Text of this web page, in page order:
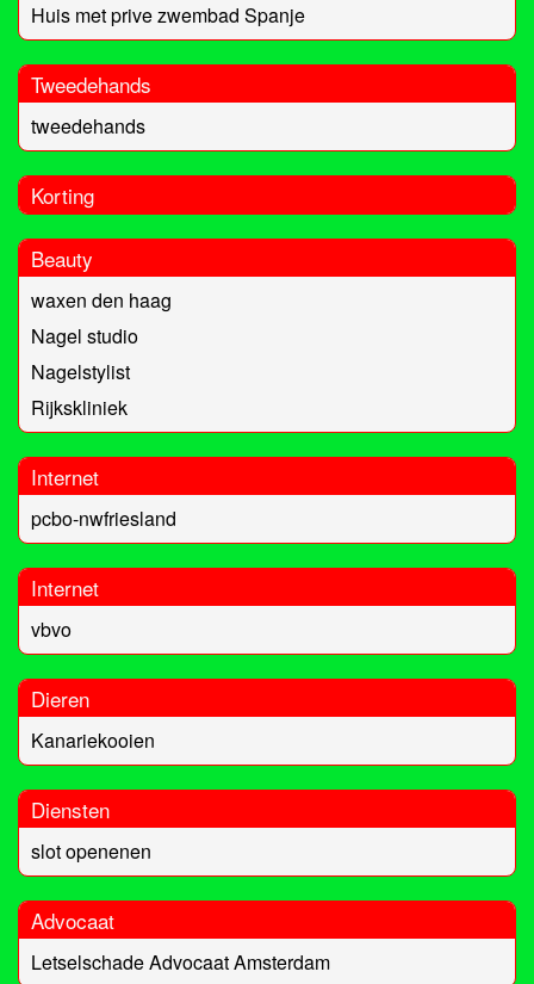
Huis met prive zwembad Spanje
Tweedehands
tweedehands
Korting
Beauty
waxen den haag
Nagel studio
Nagelstylist
Rijkskliniek
Internet
pcbo-nwfriesland
Internet
vbvo
Dieren
Kanariekooien
Diensten
slot openenen
Advocaat
Letselschade Advocaat Amsterdam